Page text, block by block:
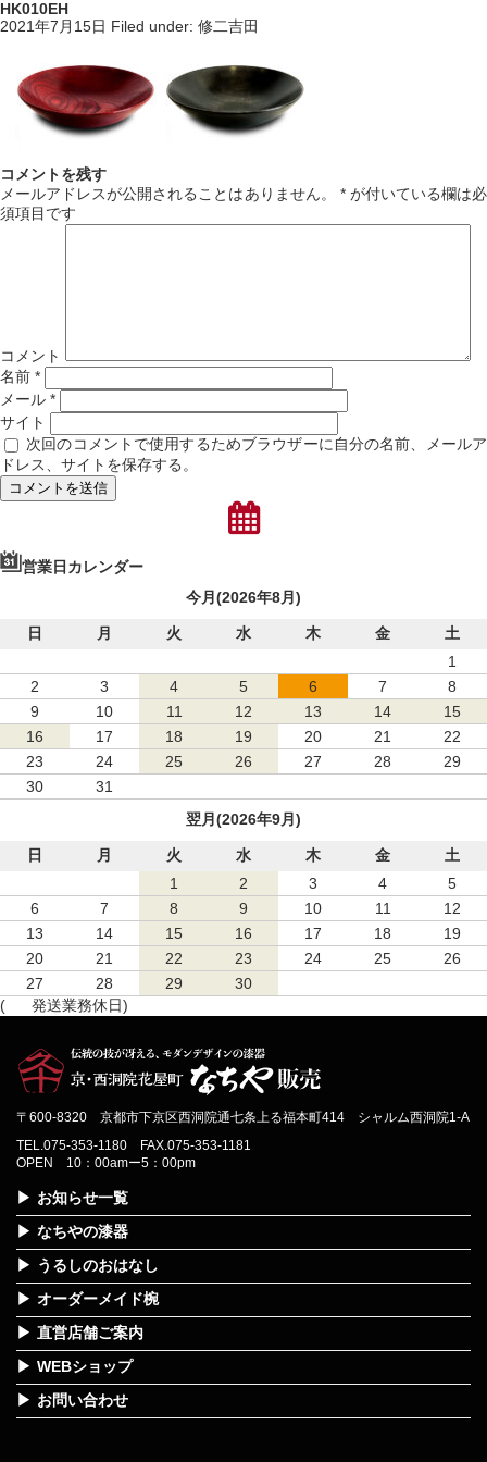
HK010EH
2021年7月15日 Filed under: 修二吉田
コメントを残す
メールアドレスが公開されることはありません。
*が付いている欄は必
須項目です
コメント
名前 *
メール *
サイト
次回のコメントで使用するためブラウザーに自分の名前、メールア
ドレス、サイトを保存する。
営業日カレンダー
今月(2026年8月)
日 月 火 水 木 金
土
1
2
3 4 5 6 7
8
9
10 11 12 13 14
15
16
17 18 19 20 21
22
23
24 25 26 27 28
29
30
31
翌月(2026年9月)
日 月 火 水 木 金
土
1
2 3 4
5
6
7 8 9 10 11
12
13
14 15 16 17 18
19
20
21 22 23 24 25
26
27
28 29
30
(
発送業務休日)
〒600-8320 京都市下京区西洞院通七条上る福本町414 シャルム西洞院1-A
TEL.075-353-1180 FAX.075-353-1181
OPEN 10：00amー5：00pm
お知らせ一覧
なちやの漆器
うるしのおはなし
オーダーメイド椀
直営店舗ご案内
WEBショップ
お問い合わせ